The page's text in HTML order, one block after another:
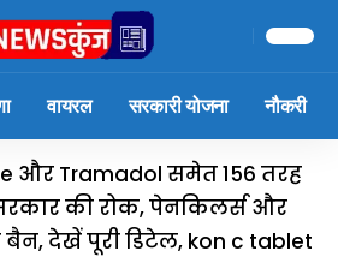
वायरल सरकारी योजना नौकरी
और Tramadol समेत 156 तरह
की रोक, पेनकिलर्स और
बैन, देखें पूरी डिटेल, kon c tablet